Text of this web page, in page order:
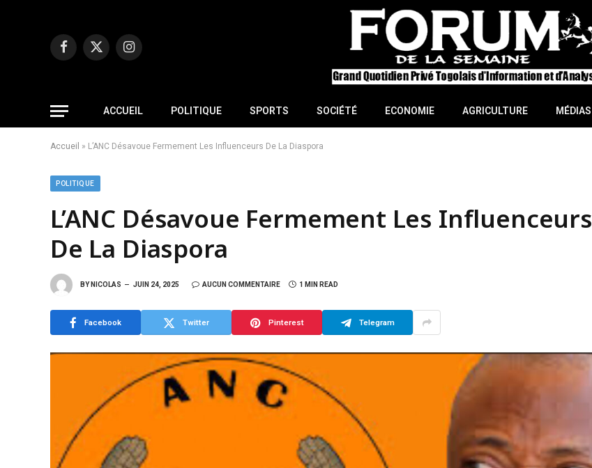
Facebook
X
Instagram
ACCUEIL POLITIQUE SPORTS SOCIÉTÉ ECONOMIE AGRICULTURE MÉDIAS
Accueil » L’ANC Désavoue Fermement Les Influenceurs De La Diaspora
POLITIQUE
L’ANC Désavoue Fermement Les Influenceurs
De La Diaspora
BY NICOLAS JUIN 24, 2025 AUCUN COMMENTAIRE 1 MIN READ
Facebook Twitter Pinterest Telegram